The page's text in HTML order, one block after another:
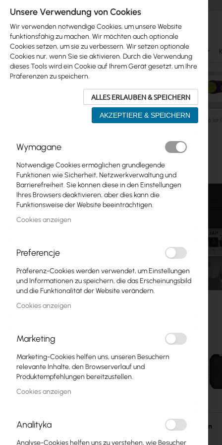
Ubiquiti Mikrotik WiFi & SOHO Antennas
IoT/LoRA Produkte MikroTik LtAP LR8G LTE6
Skip
product
list
Ubiquiti
Mikrotik
WiFi & SOHO
Antennas
Switch
Zugangspunkte
Koaxialkabel
Power Supply
GPON
LAN-Kabel
LAN-Router
Ende
Bildgalerie
springen
der
Einzelheiten
Unsere Verwendung von Cookies
Wir verwenden notwendige Cookies, um unsere Website
funktionsfähig zu machen. Wir möchten auch optionale
Cookies setzen, um sie zu verbessern. Wir setzen optionale
Cookies nur, wenn Sie sie aktivieren. Durch die Verwendung
dieses Tools wird ein Cookie auf Ihrem Gerät gesetzt, um Ihre
Präferenzen zu speichern.
ALLES ERLAUBEN & SPEICHERN
AKZEPTIERE & SPEICHERN
Wymagane
Notwendige Cookies ermöglichen grundlegende
Funktionen wie Sicherheit, Netzwerkverwaltung und
Barrierefreiheit. Sie können diese in den Einstellungen
Ihres Browsers deaktivieren, aber dies kann die
Funktionsweise der Website beeinträchtigen.
Cookies anzeigen
Preferencje
Präferenz-Cookies werden verwendet, um Einstellungen
und Informationen zu speichern, die das Erscheinungsbild
und die Funktionalität der Website verändern.
Cookies anzeigen
Marketing
Marketing-Cookies helfen uns, unseren Besuchern
relevante Inhalte, den Browserverlauf und
Produktempfehlungen bereitzustellen.
Cookies anzeigen
Analityka
Analyse-Cookies helfen uns zu verstehen, wie Besucher